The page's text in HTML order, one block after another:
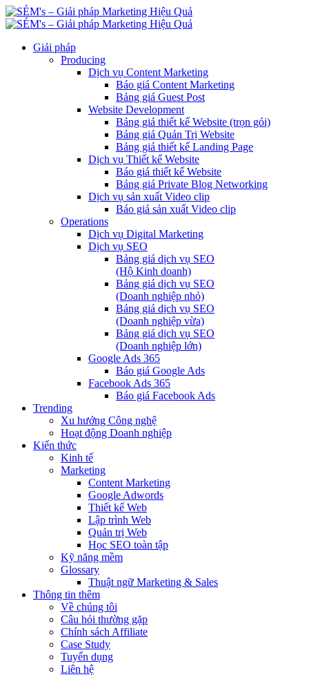
Giải pháp
Producing
Dịch vụ Content Marketing
Báo giá Content Marketing
Bảng giá Guest Post
Website Development
Bảng giá thiết kế Website (trọn gói)
Bảng giá Quản Trị Website
Bảng giá thiết kế Landing Page
Dịch vụ Thiết kế Website
Báo giá thiết kế Website
Bảng giá Private Blog Networking
Dịch vụ sản xuất Video clip
Báo giá sản xuất Video clip
Operations
Dịch vụ Digital Marketing
Dịch vụ SEO
Bảng giá dịch vụ SEO
(Hộ Kinh doanh)
Bảng giá dịch vụ SEO
(Doanh nghiệp nhỏ)
Bảng giá dịch vụ SEO
(Doanh nghiệp vừa)
Bảng giá dịch vụ SEO
(Doanh nghiệp lớn)
Google Ads 365
Báo giá Google Ads
Facebook Ads 365
Báo giá Facebook Ads
Trending
Xu hướng Công nghệ
Hoạt động Doanh nghiệp
Kiến thức
Kinh tế
Marketing
Content Marketing
Google Adwords
Thiết kế Web
Lập trình Web
Quản trị Web
Học SEO toàn tập
Kỹ năng mềm
Glossary
Thuật ngữ Marketing & Sales
Thông tin thêm
Về chúng tôi
Câu hỏi thường gặp
Chính sách Affiliate
Case Study
Tuyển dụng
Liên hệ